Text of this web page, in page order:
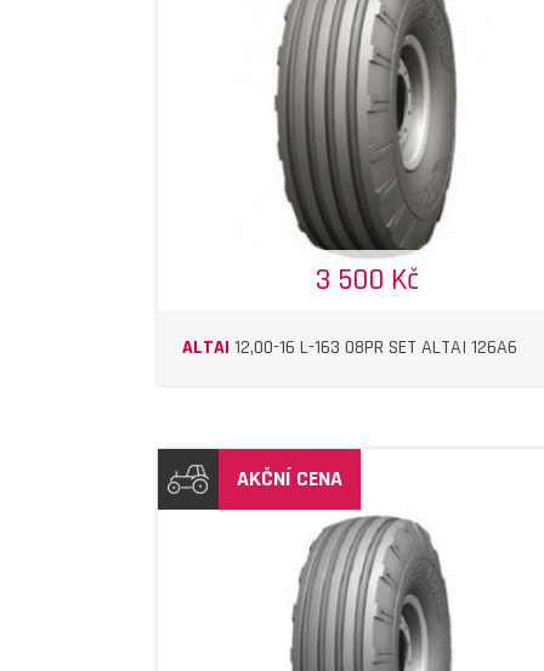
3 500 Kč
ALTAI 12,00-16 L-163 08PR SET ALTAI 126A6
DETAIL
AKČNÍ CENA
DETAIL